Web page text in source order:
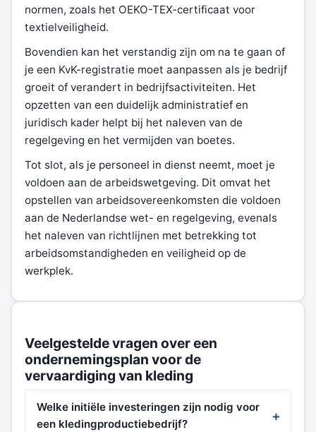
normen, zoals het OEKO-TEX-certificaat voor
textielveiligheid.
Bovendien kan het verstandig zijn om na te gaan of
je een KvK-registratie moet aanpassen als je bedrijf
groeit of verandert in bedrijfsactiviteiten. Het
opzetten van een duidelijk administratief en
juridisch kader helpt bij het naleven van de
regelgeving en het vermijden van boetes.
Tot slot, als je personeel in dienst neemt, moet je
voldoen aan de arbeidswetgeving. Dit omvat het
opstellen van arbeidsovereenkomsten die voldoen
aan de Nederlandse wet- en regelgeving, evenals
het naleven van richtlijnen met betrekking tot
arbeidsomstandigheden en veiligheid op de
werkplek.
Veelgestelde vragen over een
ondernemingsplan voor de
vervaardiging van kleding
Welke initiële investeringen zijn nodig voor
een kledingproductiebedrijf?